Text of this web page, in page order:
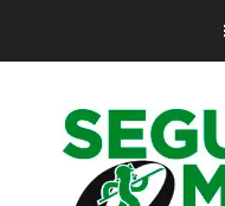
principal